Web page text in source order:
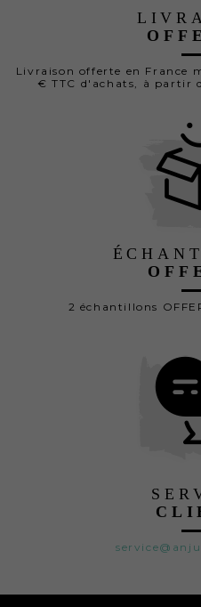
Livraison offerte en France
€ TTC d'achats, à partir
2 échantillons